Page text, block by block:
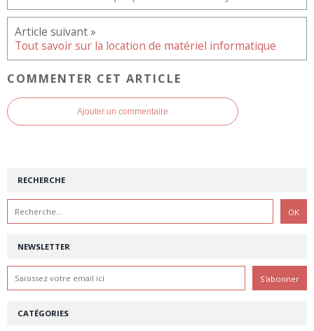
Tout savoir sur la location de matériel informatique
COMMENTER CET ARTICLE
Ajouter un commentaire
NEWSLETTER
RECHERCHE
CATÉGORIES